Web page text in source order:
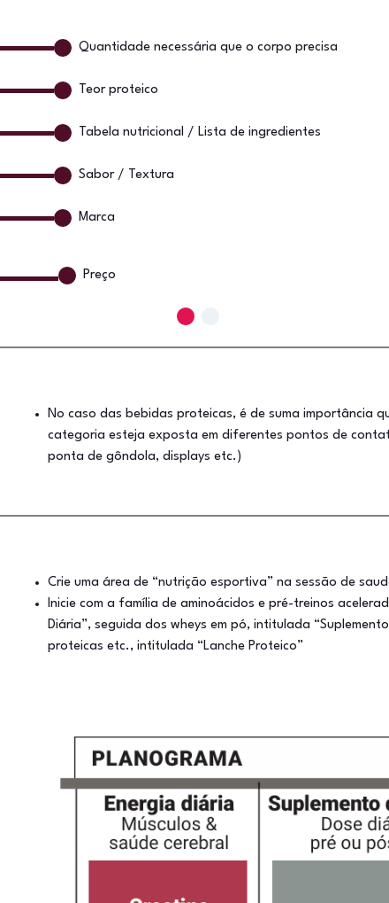
Quantidade necessária que o corpo precisa
Teor proteico
Tabela nutricional / Lista de ingredientes
Sabor / Textura
Marca
Preço
No caso das bebidas proteicas, é de suma importância
categoria esteja exposta em diferentes pontos de
ponta de gôndola, displays etc.)
Crie uma área de “nutrição esportiva” na sessão de
Inicie com a família de aminoácidos e pré-treinos
Diária”, seguida dos wheys em pó, intitulada
proteicas etc., intitulada “Lanche Proteico”